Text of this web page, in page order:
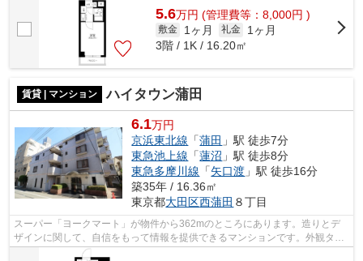
5.6万円 (管理費等：8,000円 )
敷金 1ヶ月 礼金
1ヶ月
3階 / 1K / 16.20㎡
賃貸 | マンション ハイタウン蒲田
6.1万円
京浜東北線 「蒲田 」駅 徒歩7分
東急池上線 「蓮沼 」駅 徒歩8分
東急多摩川線 「矢口渡 」駅 徒歩16分
築35年 / 16.36㎡
東京都大田区西蒲田 ８丁目
スーパー「ヨークマート」が物件から362mのところにあります。造りとデ
ザインに関して、自信をもって情報を提供できるマンションです。外観タイ
ル張りは、ランニングコストがあまりか...